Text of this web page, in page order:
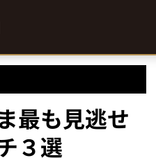
最も見逃せ
３選